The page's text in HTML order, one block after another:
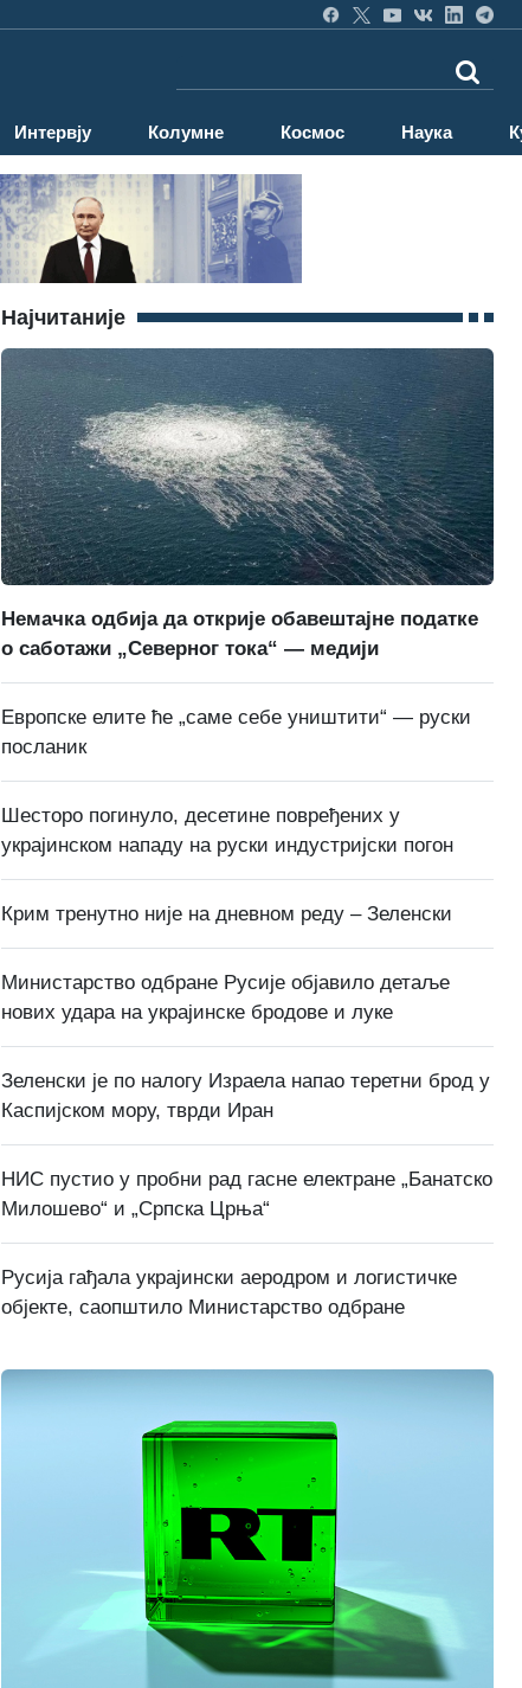
Интервју Колумне Космос Наука
Најчитаније
Немачка одбија да открије обавештајне податке
о саботажи „Северног тока“ — медији
Европске елите ће „саме себе уништити“ — руски
посланик
Шесторо погинуло, десетине повређених у
украјинском нападу на руски индустријски погон
Крим тренутно није на дневном реду – Зеленски
Министарство одбране Русије објавило детаље
нових удара на украјинске бродове и луке
Зеленски је по налогу Израела напао теретни брод у
Каспијском мору, тврди Иран
НИС пустио у пробни рад гасне електране „Банатско
Милошево“ и „Српска Црња“
Русија гађала украјински аеродром и логистичке
објекте, саопштило Министарство одбране